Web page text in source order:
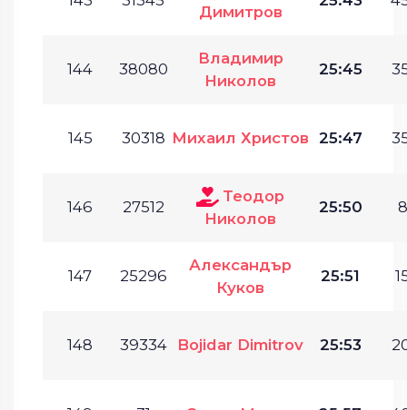
Димитров
144 38080
Владимир
Николов
25:45
145 30318 Михаил Христов 25:47
146 27512
Теодор
Николов
25:50
147 25296
Александър
Куков
25:51
148 39334 Bojidar Dimitrov 25:53